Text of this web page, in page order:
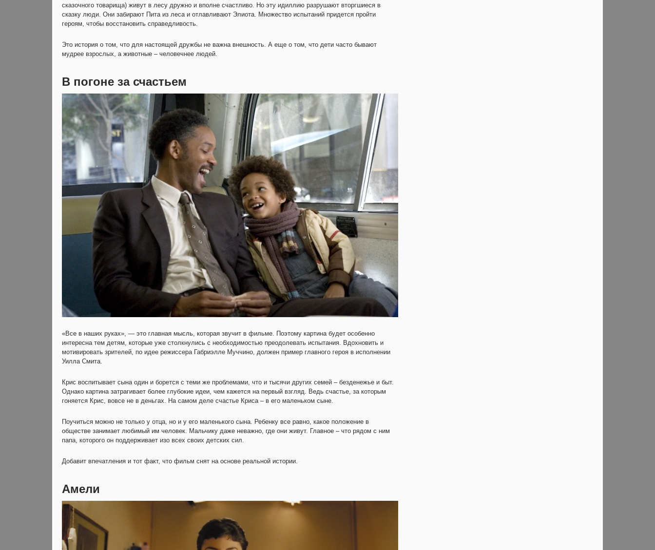
сказочного товарища) живут в лесу дружно и вполне счастливо. Но эту идиллию разрушают вторгшиеся в
сказку люди. Они забирают Пита из леса и отлавливают Элиота. Множество испытаний придется пройти
героям, чтобы восстановить справедливость.
Это история о том, что для настоящей дружбы не важна внешность. А еще о том, что дети часто бывают
мудрее взрослых, а животные – человечнее людей.
В погоне за счастьем
«Все в наших руках», — это главная мысль, которая звучит в фильме. Поэтому картина будет особенно
интересна тем детям, которые уже столкнулись с необходимостью преодолевать испытания. Вдохновить и
мотивировать зрителей, по идее режиссера Габриэлле Муччино, должен пример главного героя в исполнении
Уилла Смита.
Крис воспитывает сына один и борется с теми же проблемами, что и тысячи других семей – безденежье и быт.
Однако картина затрагивает более глубокие идеи, чем кажется на первый взгляд. Ведь счастье, за которым
гоняется Крис, вовсе не в деньгах. На самом деле счастье Криса – в его маленьком сыне.
Поучиться можно не только у отца, но и у его маленького сына. Ребенку все равно, какое положение в
обществе занимает любимый им человек. Мальчику даже неважно, где они живут. Главное – что рядом с ним
папа, которого он поддерживает изо всех своих детских сил.
Добавит впечатления и тот факт, что фильм снят на основе реальной истории.
Амели